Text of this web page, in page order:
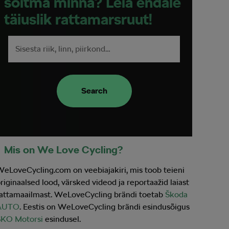
täiuslik rattamarsruut!
Search
Mis on We Love Cycling?
on veebiajakiri, mis toob teieni
lood, värsked videod ja reportaažid laiast
WeLoveCycling brändi toetab Škoda
. Eestis on WeLoveCycling brändi esindusõigus
Motorsi esindusel.